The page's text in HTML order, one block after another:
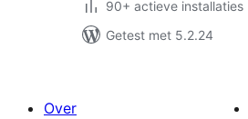
90+ actieve installaties
Getest met 5.2.24
Over